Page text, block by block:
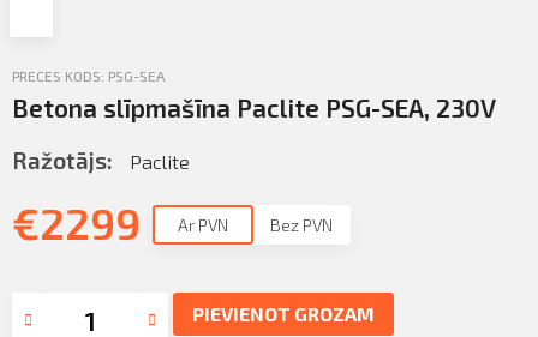
PRECES KODS: PSG-SEA
Betona slīpmašīna Paclite PSG-SEA, 230V
Ražotājs: Paclite
€2299 Ar PVN Bez PVN
PIEVIENOT GROZAM